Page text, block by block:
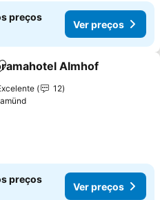
preços
Ver preços
aos favoritos
Almhof
12
preços
Ver preços